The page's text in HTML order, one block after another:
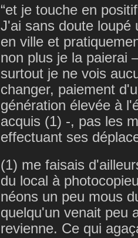
“et je touche en
J'ai sans doute loupé
en ville et
non plus je la paierai
surtout je ne vois
changer, paiement
génération élevée à
acquis (1) -, pas les
effectuant ses
(1) me faisais
du local à
néons un peu mous
quelqu'un venait peu
revienne. Ce qui